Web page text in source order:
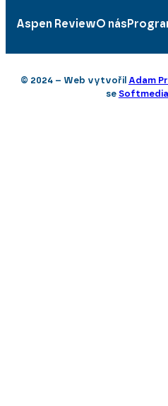
Aspen ReviewO nás
© 2024 – Web vytvořil Adam
se Softmedia